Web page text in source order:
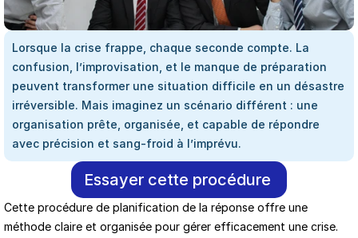
Lorsque la crise frappe, chaque seconde compte. La
confusion, l’improvisation, et le manque de préparation
peuvent transformer une situation difficile en un désastre
irréversible. Mais imaginez un scénario différent : une
organisation prête, organisée, et capable de répondre
avec précision et sang-froid à l’imprévu.
Essayer cette procédure
Cette procédure de planification de la réponse offre une
méthode claire et organisée pour gérer efficacement une crise.